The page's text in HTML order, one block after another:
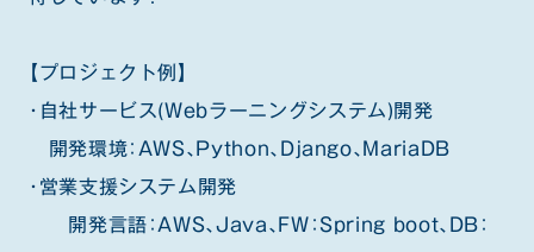
【プロジェクト例】
・自社サービス(Webラーニングシステム)開発
開発環境：AWS、Python、Django、MariaDB
・営業支援システム開発
開発言語：AWS、Java、FW：Spring boot、DB：